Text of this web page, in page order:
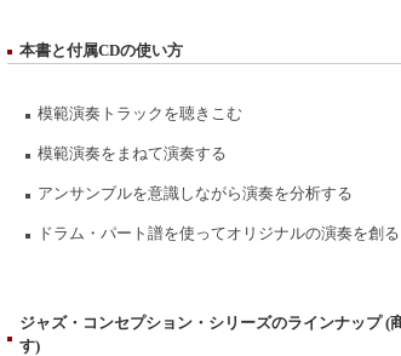
本書と付属CDの使い方
模範演奏トラックを聴きこむ
模範演奏をまねて演奏する
アンサンブルを意識しながら演奏を分析する
ドラム・パート譜を使ってオリジナルの演奏を創る
ジャズ・コンセプション・シリーズのラインナップ
す)